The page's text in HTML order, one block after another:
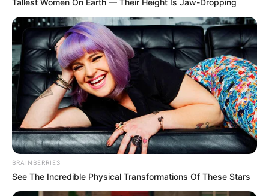
Umur:
40 Tahun
Profesi:
Pengusaha
Edit
Sydney Brooke Simpson harus berusaha keras untuk kembali
menata hidup setelah kejadian kelam yang terjadi di keluargnya. Ia
merupakan anak dari OJ Simpson dan Nicole Brown.
BRAINBERRIES
See The Incredible Physical Transformations Of These Stars